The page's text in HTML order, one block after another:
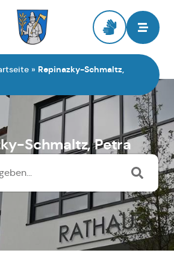
» Repinazky-Schmaltz,
Schmaltz, Petra